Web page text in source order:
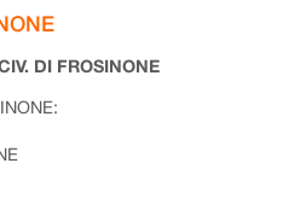
DI FROSINONE